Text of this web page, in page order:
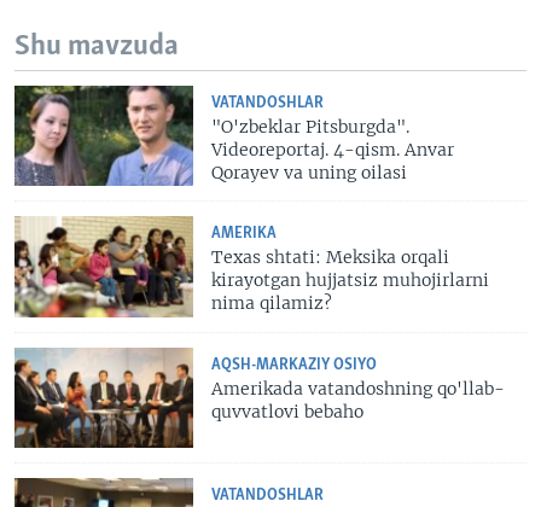
Shu mavzuda
VATANDOSHLAR
"O'zbeklar Pitsburgda".
Videoreportaj. 4-qism. Anvar
Qorayev va uning oilasi
AMERIKA
Texas shtati: Meksika orqali
kirayotgan hujjatsiz muhojirlarni
nima qilamiz?
AQSH-MARKAZIY OSIYO
Amerikada vatandoshning qo'llab-
quvvatlovi bebaho
VATANDOSHLAR